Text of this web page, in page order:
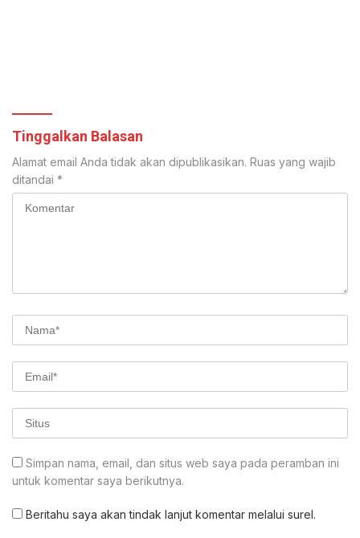
Tinggalkan Balasan
Alamat email Anda tidak akan dipublikasikan. Ruas yang wajib
ditandai *
Simpan nama, email, dan situs web saya pada peramban ini
untuk komentar saya berikutnya.
Beritahu saya akan tindak lanjut komentar melalui surel.